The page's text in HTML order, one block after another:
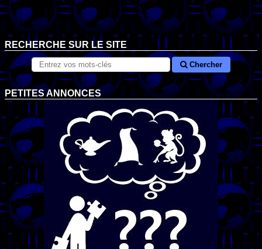
RECHERCHE SUR LE SITE
Chercher
PETITES ANNONCES